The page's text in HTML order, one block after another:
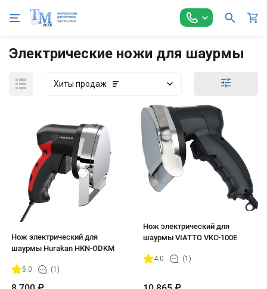
Главная Оборудование для Общепита Оборудование для
Электрические ножи для шаурмы
Хиты продаж
Нож электрический для
шаурмы Hurakan HKN-ODKM
5.0 (1)
Нож электрический для
шаурмы VIATTO VKC-100E
4.0 (1)